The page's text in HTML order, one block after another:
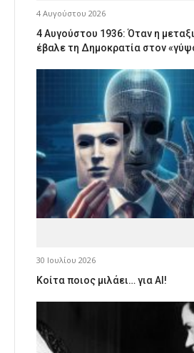
4 Αυγούστου 2026
4 Αυγούστου 1936: Όταν η
έβαλε τη Δημοκρατία στον
30 Ιουλίου 2026
Κοίτα ποιος μιλάει… για AI!